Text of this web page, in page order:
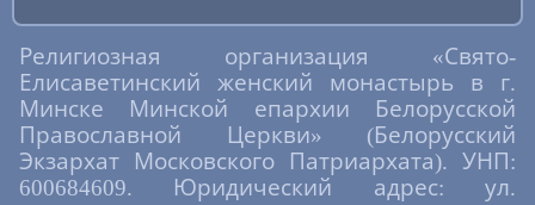
Религиозная организация «Свято-
Елисаветинский женский монастырь в г.
Минске Минской епархии Белорусской
Православной Церкви» (Белорусский
Экзархат Московского Патриархата). УНП:
600684609. Юридический адрес: ул.